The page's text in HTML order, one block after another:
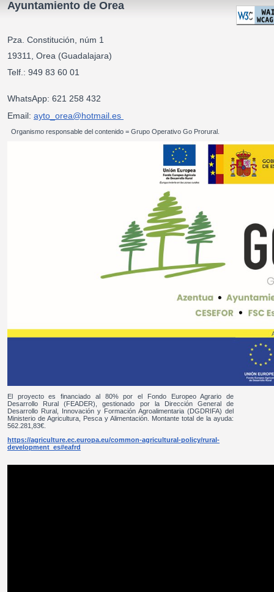
Ayuntamiento de Orea
Pza. Constitución, núm 1
19311, Orea (Guadalajara)
Telf.: 949 83 60 01
WhatsApp: 621 258 432
Email: ayto_orea@hotmail.es
Organismo responsable del contenido = Grupo Operativo Go Prorural.
El proyecto es financiado al 80% por el Fondo Europeo Agrario de
Desarrollo Rural (FEADER), gestionado por la Dirección General de
Desarrollo Rural, Innovación y Formación Agroalimentaria (DGDRIFA) del
Ministerio de Agricultura, Pesca y Alimentación. Montante total de la ayuda:
562.281,83€.
https://agriculture.ec.europa.eu/common-agricultural-policy/rural-
development_es#eafrd